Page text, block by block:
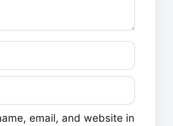
email, and website in